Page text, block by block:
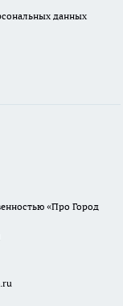
данных
«Про Город